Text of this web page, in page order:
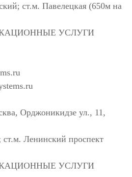
ст.м. Павелецкая (650м на
УСЛУГИ
Орджоникидзе ул., 11,
Ленинский проспект
УСЛУГИ